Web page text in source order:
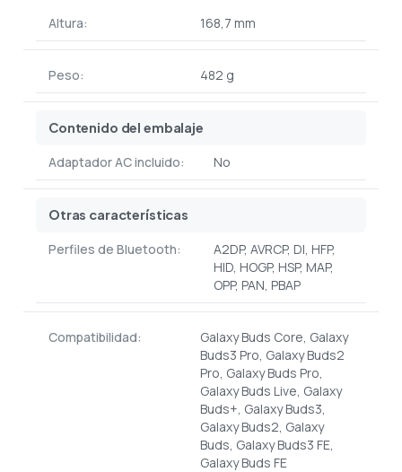
Altura: 168,7 mm
Peso: 482 g
Contenido del embalaje
Adaptador AC incluido: No
Otras características
Perfiles de Bluetooth:
A2DP, AVRCP, DI, HFP,
HID, HOGP, HSP, MAP,
OPP, PAN, PBAP
Compatibilidad:
Galaxy Buds Core, Galaxy
Buds3 Pro, Galaxy Buds2
Pro, Galaxy Buds Pro,
Galaxy Buds Live, Galaxy
Buds+, Galaxy Buds3,
Galaxy Buds2, Galaxy
Buds, Galaxy Buds3 FE,
Galaxy Buds FE